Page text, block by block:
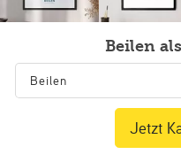
Beilen
Jetzt